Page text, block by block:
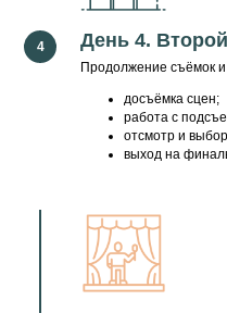
День 4.
Продолжение съёмок
досъёмка сцен;
работа с
отсмотр и
выход на
• Прошёл обучение
Film School (Гдыня, Польша) у
• Участник шорт-листов
— «ЧелоВечное кино» (2019)
— «Перерыв на фильм» (2020)
— «Умное кино» (2022)
— «Эхо короче» (2024)
• В 2021 году документальный
получил специальный приз
«Федерация».
• Победитель конкурса «Россия
будущее!» (2023, 2025).